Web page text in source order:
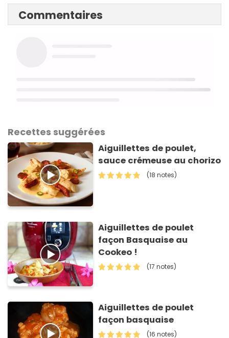
Commentaires
Recettes suggérées
Aiguillettes de poulet,
sauce crémeuse au chorizo
(18 notes)
Aiguillettes de poulet
façon Basquaise au
Cookeo !
(17 notes)
Aiguillettes de poulet
façon basquaise
(16 notes)